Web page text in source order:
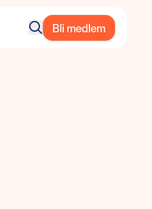
Bli medlem